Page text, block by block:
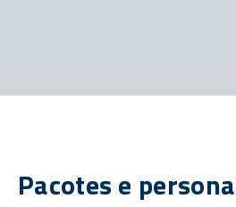
Pacotes e